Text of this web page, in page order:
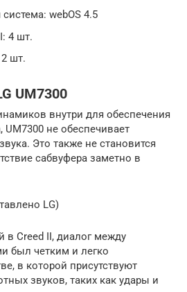
webOS 4.5
4 шт.
шт.
UM7300
внутри для обеспечения
UM7300 не обеспечивает
Это также не становится
сабвуфера заметно в
LG)
в Creed II, диалог между
был четким и легко
в которой присутствуют
звуков, таких как удары и